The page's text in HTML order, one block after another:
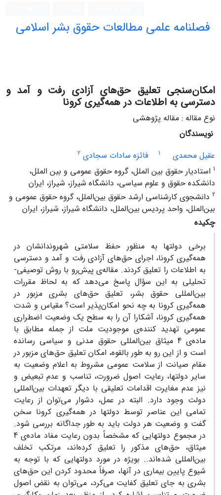
فصلنامه علمی مطالعات حقوق بشر اسلامی
امکان‌سنجی تعلیق حق‌های آزادی رفت و آمد و
دسترسی به اطلاعات در همه‌گیری کرونا
نوع مقاله : مقاله پژوهشی
نویسندگان
عقیل محمدی
1 فائزه سادات سجادی 2
1 استادیار حقوق بین الملل، گروه حقوق عمومی و بین الملل،
دانشکده حقوق و علوم سیاسی، دانشگاه شیراز، شیراز، ایران
2 دانشجوی کارشناسی ارشد حقوق بین‌الملل، گروه حقوق عمومی و
بین‌الملل، واحد پردیس بین‌الملل، دانشگاه شیراز، شیراز، ایران
چکیده
برخی دولتها به منظور حفظ سلامتی شهروندانشان در
همه‌گیری کرونا، اجرای حق‌های آزادی رفت و آمد و دسترسی
به اطلاعات را تعلیق کردند. مقاله‌ی پیش‌رو با روش توصیفی-
تحلیلی به این سؤال پاسخ می‌دهد که به لحاظ مقررات
بین‌المللی حقوق بشر، تعلیق حق‌های بشری مزبور در
همه‌گیری کرونا به چه نحو امکان‌پذیر است؟ مقیاس و شدت
همه‌گیری کرونا، آشکارا آن را به سطح یک وضعیت اضطراری
عمومیِ تهدید کننده‌ی موجودیت ملت از جمله مطابق با
ماده‌ی 4 میثاق بین‌المللی حقوق مدنی و سیاسی رسانده
است و از این رو به طور بالقوه، امکان تعلیق حق‌های مزبور در
مقام صیانت از سلامت عمومی مشروط به اعلام وضعیت به
سایر دولتها، رعایت اصول ضرورت، تناسب و عدم تبعیض و
نیز عدم مغایرت اقدامات تعلیقی با دیگر تعهدات بین‌المللی
دولت وجود دارد. البته در عمل، دشوار می‌توان از رعایت
تمامی این عناصر توسط دولتها در همه‌گیری کرونا سخن
گفت و وضعیت هر دولت باید به طور جداگانه بررسی شود.
در مجموع دولتهایی که مشخصاً بدون رعایت مفاد ماده‌ی 4
میثاق، حق‌های مذکور را تعلیق کرده‌اند، مرتکب تخلف
بین‌المللی شده‌اند.. بویژه در مورد دولتهایی که با توجه به
شیوع پایین بیماری در آنها، صرفاً محدود کردن این حق‌های
بشری به جای تعلیق کفایت می‌کرد، می‌توان به نقض اصول